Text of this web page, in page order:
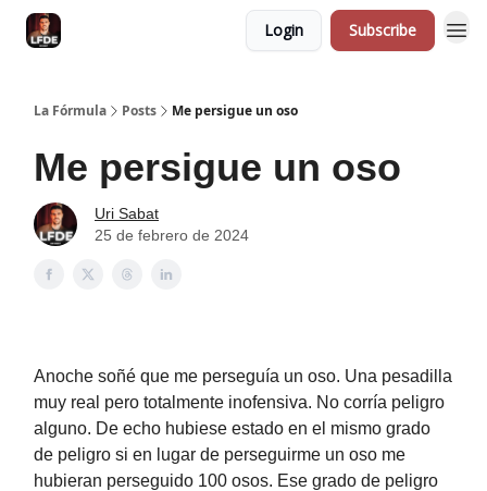
Login Subscribe
La Fórmula Posts Me persigue un oso
Me persigue un oso
Uri Sabat
25 de febrero de 2024
Anoche soñé que me perseguía un oso. Una pesadilla
muy real pero totalmente inofensiva. No corría peligro
alguno. De echo hubiese estado en el mismo grado
de peligro si en lugar de perseguirme un oso me
hubieran perseguido 100 osos. Ese grado de peligro